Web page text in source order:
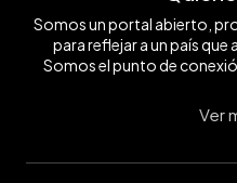
Somos un portal abierto,
para reflejar a un país que
Somos el punto de
Ver